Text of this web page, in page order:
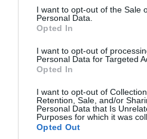
consent section.
I want to opt-out of the Sale
Personal Data.
Opted In
I want to opt-out of
Personal Data for Targeted
Opted In
I want to opt-out of
Retention, Sale, and/or
Personal Data that Is
Purposes for which it was
Opted Out
«Οι εντελώς αθώοι»: Η
τα ζώα που χάθηκαν στις